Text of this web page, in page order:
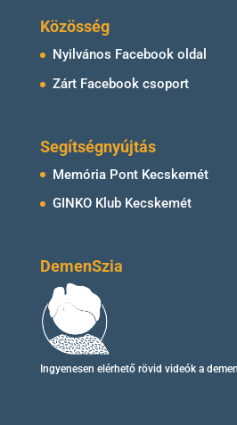
Közösség
Nyilvános Facebook oldal
Zárt Facebook csoport
Segítségnyújtás
Memória Pont Kecskemét
GINKO Klub Kecskemét
DemenSzia
Ingyenesen elérhető rövid videóka